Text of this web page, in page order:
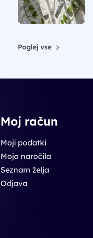
Poglej vse
Moj račun
Moji podatki
Moja naročila
Seznam želja
Odjava